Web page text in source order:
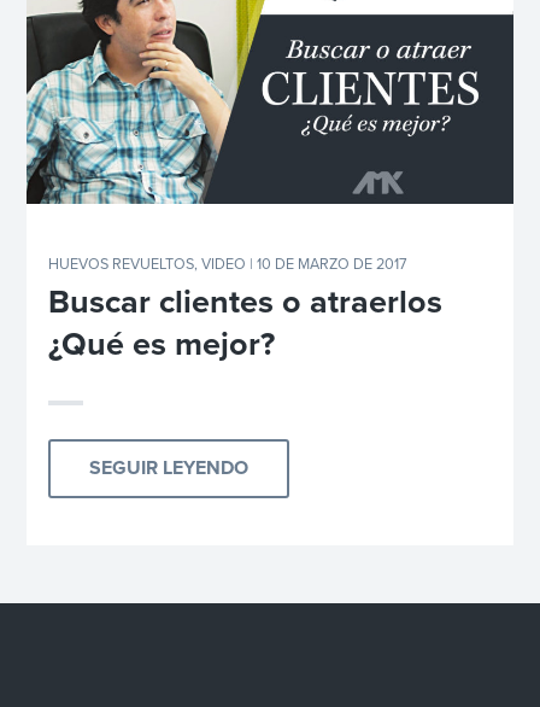
HUEVOS REVUELTOS,VIDEO | 10 DE MARZO DE 2017
Buscar clientes o atraerlos
¿Qué es mejor?
SEGUIR LEYENDO